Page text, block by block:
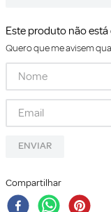
Este produto não
Quero que me avisem
ENVIAR
Compartilhar